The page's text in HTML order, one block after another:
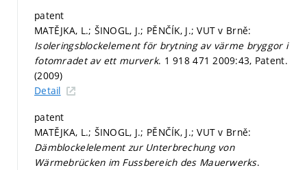
patent
MATĚJKA, L.; ŠINOGL, J.; PĚNČÍK, J.; VUT v Brně:
Isoleringsblockelement för brytning av värme bryggor i
fotomradet av ett murverk. 1 918 471 2009:43, Patent.
(2009)
Detail
patent
MATĚJKA, L.; ŠINOGL, J.; PĚNČÍK, J.; VUT v Brně:
Dämblockelelement zur Unterbrechung von
Wärmebrücken im Fussbereich des Mauerwerks.